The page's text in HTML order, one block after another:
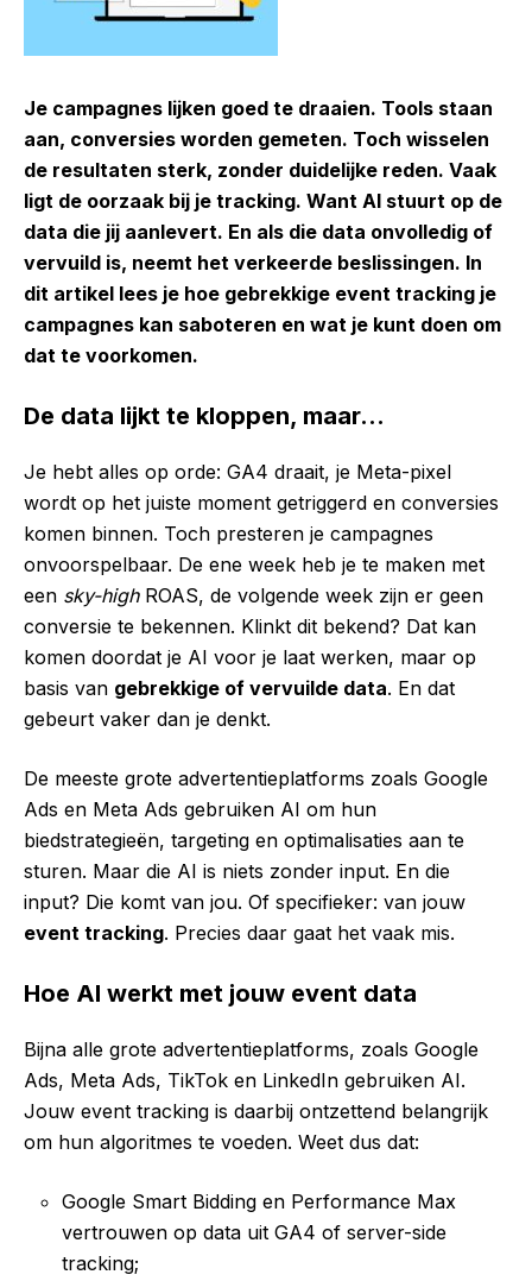
Je campagnes lijken goed te draaien. Tools staan
aan, conversies worden gemeten. Toch wisselen
de resultaten sterk, zonder duidelijke reden. Vaak
ligt de oorzaak bij je tracking. Want AI stuurt op de
data die jij aanlevert. En als die data onvolledig of
vervuild is, neemt het verkeerde beslissingen. In
dit artikel lees je hoe gebrekkige event tracking je
campagnes kan saboteren en wat je kunt doen om
dat te voorkomen.
De data lijkt te kloppen, maar…
Je hebt alles op orde: GA4 draait, je Meta-pixel
wordt op het juiste moment getriggerd en conversies
komen binnen. Toch presteren je campagnes
onvoorspelbaar. De ene week heb je te maken met
een sky-high ROAS, de volgende week zijn er geen
conversie te bekennen. Klinkt dit bekend? Dat kan
komen doordat je AI voor je laat werken, maar op
basis van gebrekkige of vervuilde data. En dat
gebeurt vaker dan je denkt.
De meeste grote advertentieplatforms zoals Google
Ads en Meta Ads gebruiken AI om hun
biedstrategieën, targeting en optimalisaties aan te
sturen. Maar die AI is niets zonder input. En die
input? Die komt van jou. Of specifieker: van jouw
event tracking. Precies daar gaat het vaak mis.
Hoe AI werkt met jouw event data
Bijna alle grote advertentieplatforms, zoals Google
Ads, Meta Ads, TikTok en LinkedIn gebruiken AI.
Jouw event tracking is daarbij ontzettend belangrijk
om hun algoritmes te voeden. Weet dus dat:
Google Smart Bidding en Performance Max
vertrouwen op data uit GA4 of server-side
tracking;